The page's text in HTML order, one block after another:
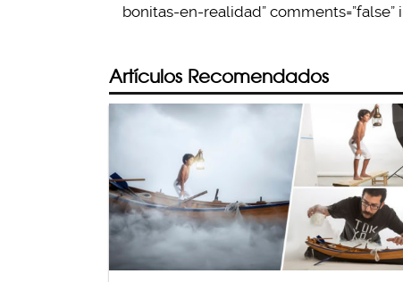
bonitas-en-realidad” comments=”false”
Artículos Recomendados